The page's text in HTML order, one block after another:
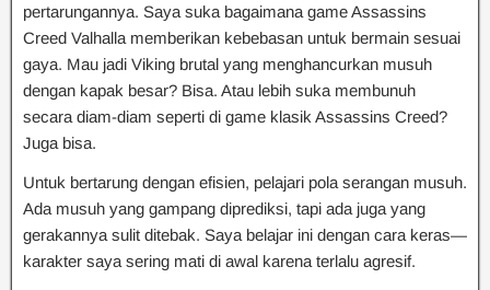
pertarungannya. Saya suka bagaimana game Assassins
Creed Valhalla memberikan kebebasan untuk bermain sesuai
gaya. Mau jadi Viking brutal yang menghancurkan musuh
dengan kapak besar? Bisa. Atau lebih suka membunuh
secara diam-diam seperti di game klasik Assassins Creed?
Juga bisa.
Untuk bertarung dengan efisien, pelajari pola serangan musuh.
Ada musuh yang gampang diprediksi, tapi ada juga yang
gerakannya sulit ditebak. Saya belajar ini dengan cara keras—
karakter saya sering mati di awal karena terlalu agresif.